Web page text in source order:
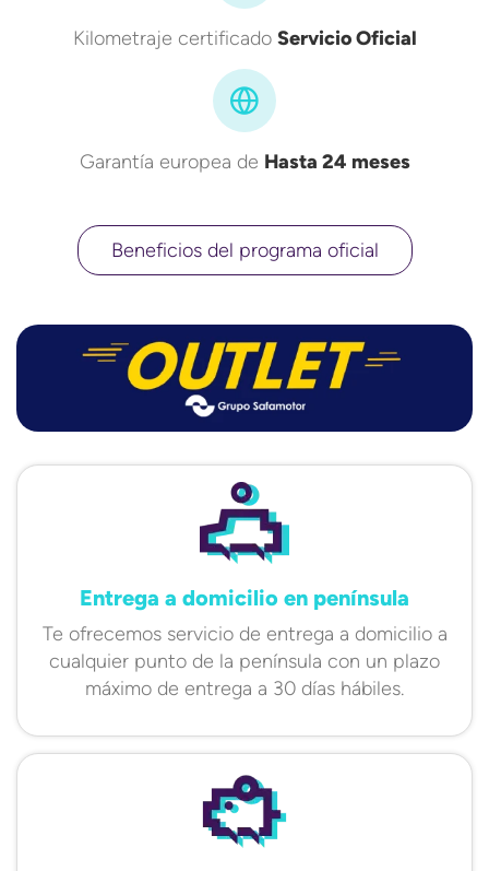
Kilometraje certificado Servicio Oficial
Garantía europea de Hasta 24 meses
Beneficios del programa oficial
Entrega a domicilio en península
Te ofrecemos servicio de entrega a domicilio a
cualquier punto de la península con un plazo
máximo de entrega a 30 días hábiles.